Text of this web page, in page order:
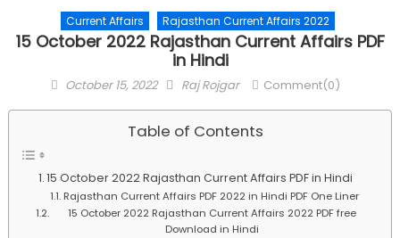
Current Affairs Rajasthan Current Affairs 2022
15 October 2022 Rajasthan Current Affairs PDF
in Hindi
Posted
October 15, 2022 Author
Raj Rojgar Comment(0)
Table of Contents
15 October 2022 Rajasthan Current Affairs PDF in Hindi
Rajasthan Current Affairs PDF 2022 in Hindi PDF One Liner
15 October 2022 Rajasthan Current Affairs 2022 PDF free
Download in Hindi